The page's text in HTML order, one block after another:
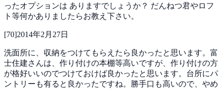
ったオプションは ありますでしょうか？ だんねつ君やロフ
ト等何かありましたらお教え下さい。
[70]2014年2月27日
洗面所に、収納をつけてもらえたら良かったと思います。富
士住建さんは、作り付けの本棚等高いですが、作り付けの方
が格好いいのでつけておけば良かったと思います。台所にパ
ントリーも有ると良かったですね。勝手口も高いので、やめ